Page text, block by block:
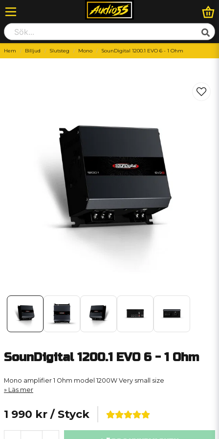
Hem Billjud Slutsteg Mono SounDigital 1200.1 EVO 6 - 1 Ohm
SounDigital 1200.1 EVO 6 - 1 Ohm
Mono amplifier 1 Ohm model 1200W Very small size
Läs mer
1 990 kr / Styck